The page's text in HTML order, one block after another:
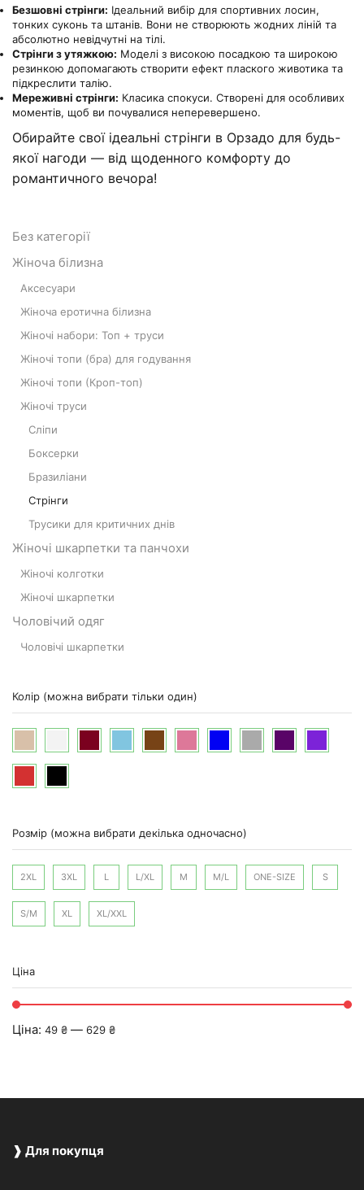
Безшовні стрінги: Ідеальний вибір для спортивних лосин,
тонких суконь та штанів. Вони не створюють жодних ліній та
абсолютно невідчутні на тілі.
Стрінги з утяжкою: Моделі з високою посадкою та широкою
резинкою допомагають створити ефект плаского животика та
підкреслити талію.
Мереживні стрінги: Класика спокуси. Створені для особливих
моментів, щоб ви почувалися неперевершено.
Обирайте свої ідеальні стрінги в Орзадо для будь-
якої нагоди — від щоденного комфорту до
романтичного вечора!
Без категорії
Жіноча білизна
Аксесуари
Жіноча еротична білизна
Жіночі набори: Топ + труси
Жіночі топи (бра) для годування
Жіночі топи (Кроп-топ)
Жіночі труси
Cліпи
Боксерки
Бразиліани
Стрінги
Трусики для критичних днів
Жіночі шкарпетки та панчохи
Жіночі колготки
Жіночі шкарпетки
Чоловічий одяг
Чоловічі шкарпетки
Колір (можна вибрати тільки один)
Розмір (можна вибрати декілька одночасно)
2XL 3XL L L/XL M M/L ONE-SIZE S
S/M XL XL/XXL
Ціна
Ціна: 49 ₴ — 629 ₴
❱ Для покупця